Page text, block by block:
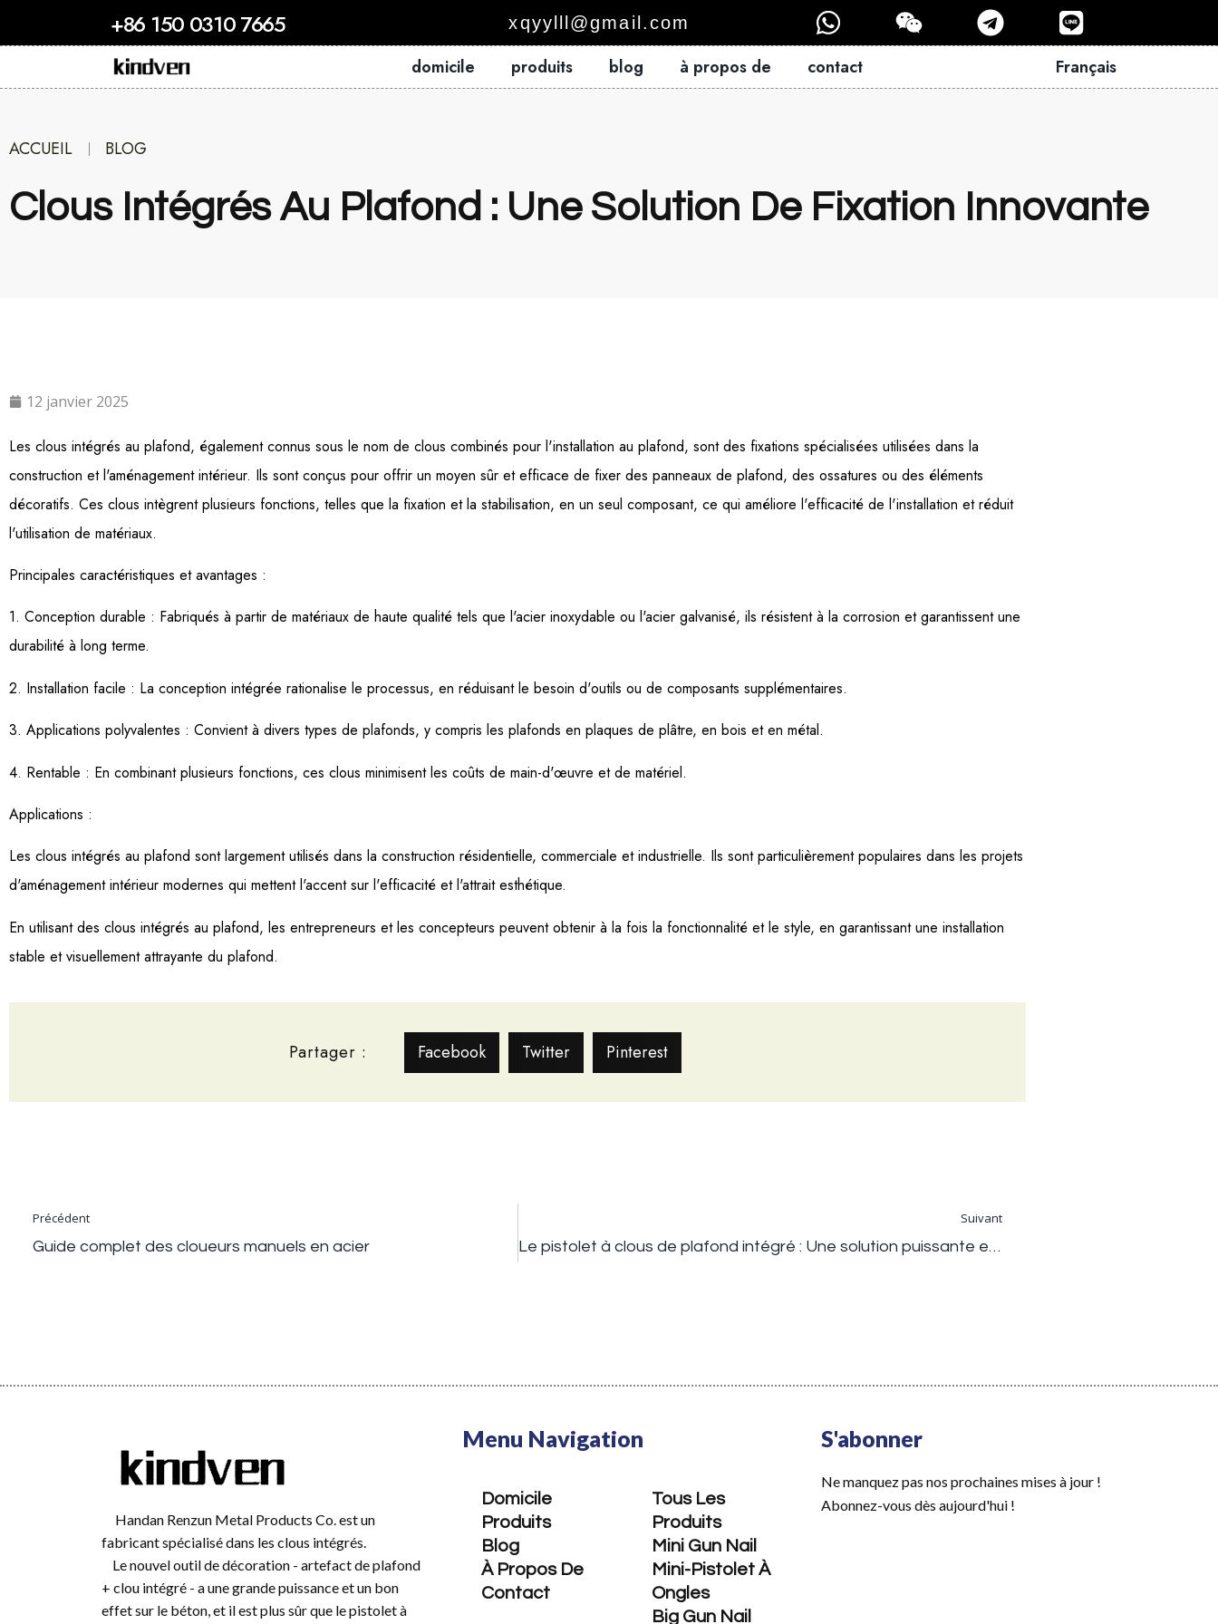
+86 150 0310 7665 xqyylll@gmail.com
domicile produits blog à propos de contact Français
ACCUEIL BLOG
Clous Intégrés Au Plafond : Une Solution De Fixation Innovante
12 janvier 2025
Les clous intégrés au plafond, également connus sous le nom de clous combinés pour l'installation au plafond, sont des fixations spécialisées utilisées dans la
construction et l'aménagement intérieur. Ils sont conçus pour offrir un moyen sûr et efficace de fixer des panneaux de plafond, des ossatures ou des éléments
décoratifs. Ces clous intègrent plusieurs fonctions, telles que la fixation et la stabilisation, en un seul composant, ce qui améliore l'efficacité de l'installation et réduit
l'utilisation de matériaux.
Principales caractéristiques et avantages :
1. Conception durable : Fabriqués à partir de matériaux de haute qualité tels que l'acier inoxydable ou l'acier galvanisé, ils résistent à la corrosion et garantissent une
durabilité à long terme.
2. Installation facile : La conception intégrée rationalise le processus, en réduisant le besoin d'outils ou de composants supplémentaires.
3. Applications polyvalentes : Convient à divers types de plafonds, y compris les plafonds en plaques de plâtre, en bois et en métal.
4. Rentable : En combinant plusieurs fonctions, ces clous minimisent les coûts de main-d'œuvre et de matériel.
Applications :
Les clous intégrés au plafond sont largement utilisés dans la construction résidentielle, commerciale et industrielle. Ils sont particulièrement populaires dans les projets
d'aménagement intérieur modernes qui mettent l'accent sur l'efficacité et l'attrait esthétique.
En utilisant des clous intégrés au plafond, les entrepreneurs et les concepteurs peuvent obtenir à la fois la fonctionnalité et le style, en garantissant une installation
stable et visuellement attrayante du plafond.
Partager : Facebook Twitter Pinterest
Précédent
Guide complet des cloueurs manuels en acier
Suivant
Le pistolet à clous de plafond intégré : Une solution puissante et polyvalente
Handan Renzun Metal Products Co. est un
fabricant spécialisé dans les clous intégrés.
Le nouvel outil de décoration - artefact de plafond
+ clou intégré - a une grande puissance et un bon
effet sur le béton, et il est plus sûr que le pistolet à
Menu Navigation
Domicile
Produits
Blog
À Propos De
Contact
Tous Les
Produits
Mini Gun Nail
Mini-Pistolet À
Ongles
Big Gun Nail
S'abonner
Ne manquez pas nos prochaines mises à jour !
Abonnez-vous dès aujourd'hui !